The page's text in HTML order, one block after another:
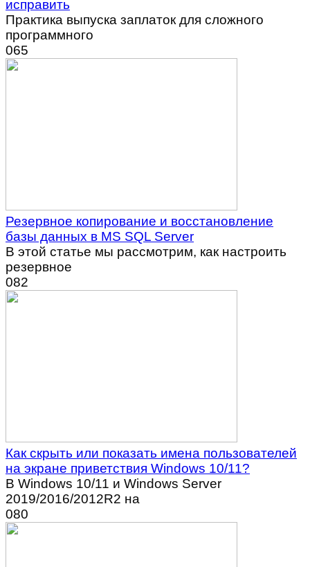
исправить
Практика выпуска заплаток для сложного
программного
065
Резервное копирование и восстановление
базы данных в MS SQL Server
В этой статье мы рассмотрим, как настроить
резервное
082
Как скрыть или показать имена пользователей
на экране приветствия Windows 10/11?
В Windows 10/11 и Windows Server
2019/2016/2012R2 на
080